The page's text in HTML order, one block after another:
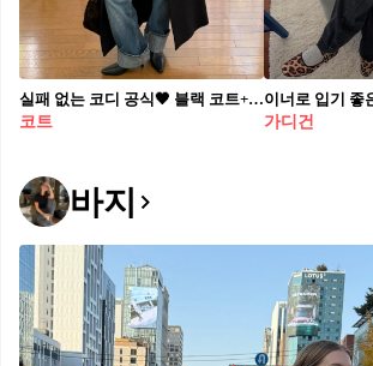
실패 없는 코디 공식🖤 블랙 코트+데님만 입어도 깔끔하게 완성👖✨
코트
가디건
바지